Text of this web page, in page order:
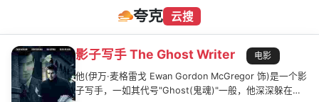
夸克 云搜
影子写手 The Ghost Writer
电影
他(伊万·麦格雷戈 Ewan Gordon McGregor 饰)是一个影
子写手，一如其代号"Ghost(鬼魂)"一般，他深深躲在幕